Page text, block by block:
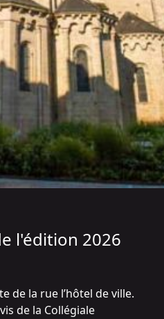
l'édition 2026
de la rue l’hôtel de ville.
de la Collégiale